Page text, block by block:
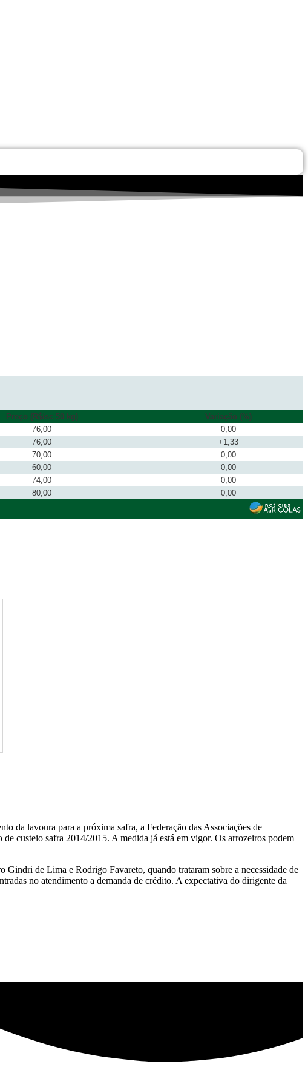
Preço (R$/sc 50 kg)
Variação (%)
76,00
0,00
76,00
+1,33
70,00
0,00
60,00
0,00
74,00
0,00
80,00
0,00
da lavoura para a próxima safra, a Federação das Associações de
custeio safra 2014/2015. A medida já está em vigor. Os arrozeiros podem
de Lima e Rodrigo Favareto, quando trataram sobre a necessidade de
no atendimento a demanda de crédito. A expectativa do dirigente da